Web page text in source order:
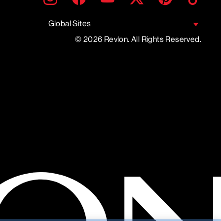
UNE
Global Sites
© 2026 Revlon. All Rights Reserved.